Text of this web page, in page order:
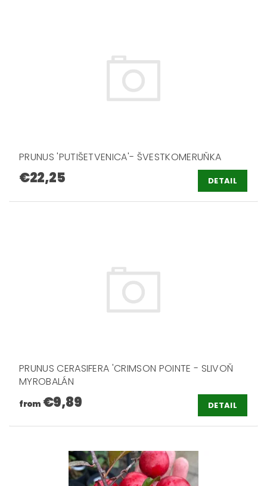
PRUNUS 'PUTIŠETVENICA'- ŠVESTKOMERUŇKA
€22,25 DETAIL
PRUNUS CERASIFERA 'CRIMSON POINTE - SLIVOŇ
MYROBALÁN
from €9,89 DETAIL